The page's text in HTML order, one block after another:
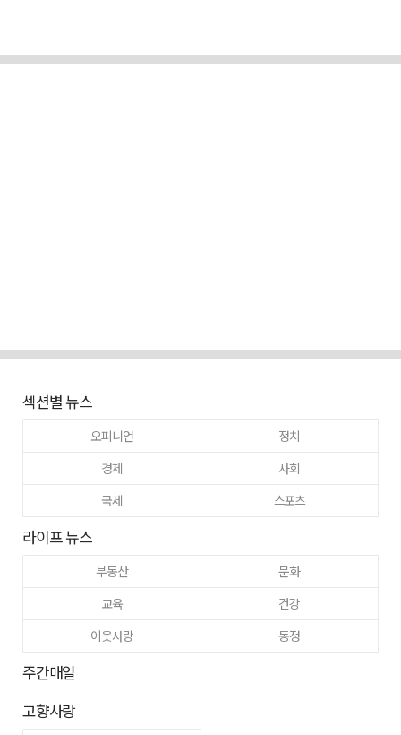
섹션별 뉴스
오피니언
정치
경제
사회
국제
스포츠
라이프 뉴스
부동산
문화
교육
건강
이웃사랑
동정
주간매일
고향사랑